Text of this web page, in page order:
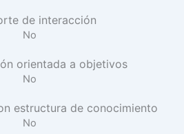
de interacción
No
orientada a objetivos
No
estructura de conocimiento
No